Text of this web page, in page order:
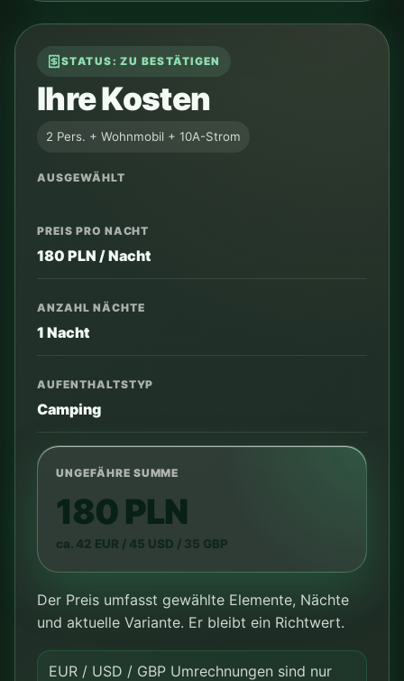
STATUS: ZU BESTÄTIGEN
Ihre Kosten
2 Pers. + Wohnmobil + 10A-Strom
AUSGEWÄHLT
PREIS PRO NACHT
180 PLN / Nacht
ANZAHL NÄCHTE
1 Nacht
AUFENTHALTSTYP
Camping
UNGEFÄHRE SUMME
180 PLN
ca. 42 EUR / 45 USD / 35 GBP
Der Preis umfasst gewählte Elemente, Nächte
und aktuelle Variante. Er bleibt ein Richtwert.
EUR / USD / GBP Umrechnungen sind nur